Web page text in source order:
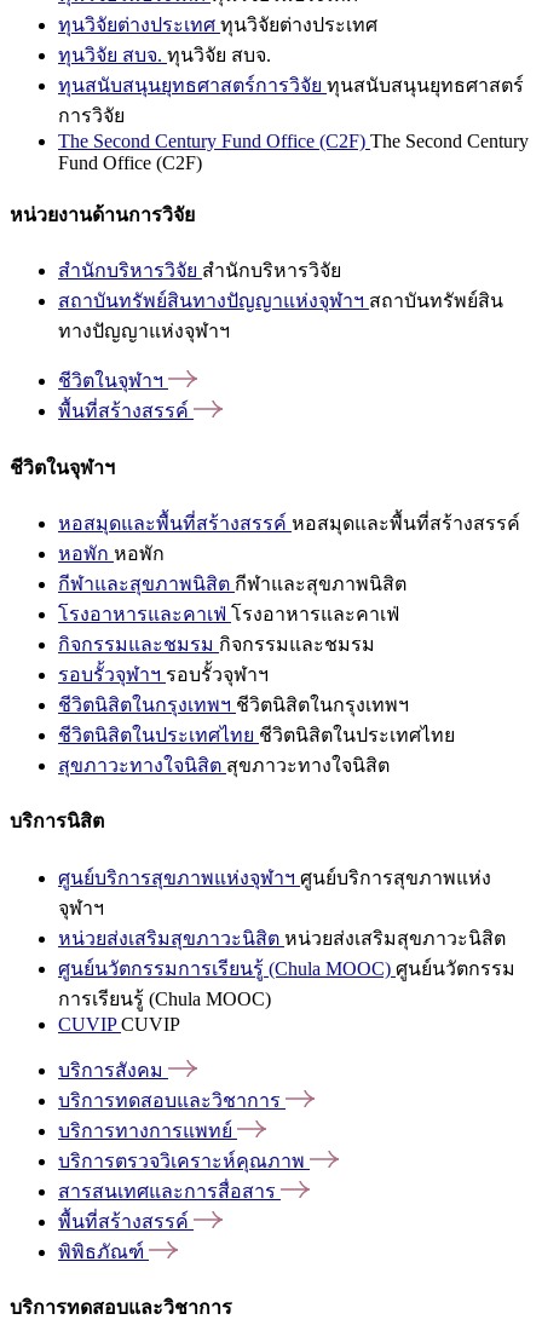
ทุนวิจัยต่างประเทศ ทุนวิจัยต่างประเทศ
ทุนวิจัย สบจ. ทุนวิจัย สบจ.
ทุนสนับสนุนยุทธศาสตร์การวิจัย ทุนสนับสนุนยุทธศาสตร์
การวิจัย
The Second Century Fund Office (C2F) The Second Century
Fund Office (C2F)
หน่วยงานด้านการวิจัย
สำนักบริหารวิจัย สำนักบริหารวิจัย
สถาบันทรัพย์สินทางปัญญาแห่งจุฬาฯ สถาบันทรัพย์สิน
ทางปัญญาแห่งจุฬาฯ
ชีวิตในจุฬาฯ
พื้นที่สร้างสรรค์
ชีวิตในจุฬาฯ
หอสมุดและพื้นที่สร้างสรรค์ หอสมุดและพื้นที่สร้างสรรค์
หอพัก หอพัก
กีฬาและสุขภาพนิสิต กีฬาและสุขภาพนิสิต
โรงอาหารและคาเฟ่ โรงอาหารและคาเฟ่
กิจกรรมและชมรม กิจกรรมและชมรม
รอบรั้วจุฬาฯ รอบรั้วจุฬาฯ
ชีวิตนิสิตในกรุงเทพฯ ชีวิตนิสิตในกรุงเทพฯ
ชีวิตนิสิตในประเทศไทย ชีวิตนิสิตในประเทศไทย
สุขภาวะทางใจนิสิต สุขภาวะทางใจนิสิต
บริการนิสิต
ศูนย์บริการสุขภาพแห่งจุฬาฯ ศูนย์บริการสุขภาพแห่ง
จุฬาฯ
หน่วยส่งเสริมสุขภาวะนิสิต หน่วยส่งเสริมสุขภาวะนิสิต
ศูนย์นวัตกรรมการเรียนรู้ (Chula MOOC) ศูนย์นวัตกรรม
การเรียนรู้ (Chula MOOC)
CUVIPCUVIP
บริการสังคม
บริการทดสอบและวิชาการ
บริการทางการแพทย์
บริการตรวจวิเคราะห์คุณภาพ
สารสนเทศและการสื่อสาร
พื้นที่สร้างสรรค์
พิพิธภัณฑ์
บริการทดสอบและวิชาการ